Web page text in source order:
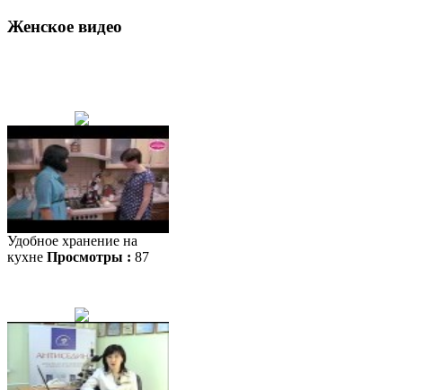
Женское видео
Удобное хранение на
кухне Просмотры : 87